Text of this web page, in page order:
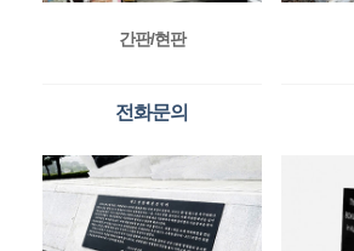
간판/현판
전화문의